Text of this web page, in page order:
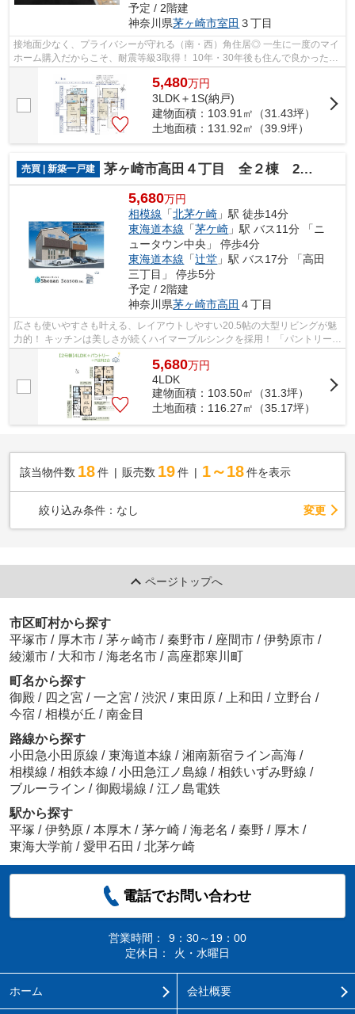
予定 / 2階建
神奈川県茅ヶ崎市室田 ３丁目
接地面少なく、プライバシーが守れる（南・西）角住居◎ 一生に一度のマイ
ホーム購入だからこそ、耐震等級3取得！ 10年・30年後も住んで良かったと
思える大手施工会社の新築分譲住宅を...
5,480万円
3LDK＋1S(納戸)
建物面積：103.91㎡（31.43坪）
土地面積：131.92㎡（39.9坪）
売買 | 新築一戸建 茅ヶ崎市高田４丁目 全２棟 2号棟
5,680万円
相模線 「北茅ケ崎 」駅 徒歩14分
東海道本線 「茅ケ崎 」駅 バス11分 「ニ
ュータウン中央」 停歩4分
東海道本線 「辻堂 」駅 バス17分 「高田
三丁目」 停歩5分
予定 / 2階建
神奈川県茅ヶ崎市高田 ４丁目
広さも使いやすさも叶える、レイアウトしやすい20.5帖の大型リビングが魅
力的！ キッチンは美しさが続くハイマーブルシンクを採用！ 「パントリー」
併設で、日用品の備蓄にも一役買っ...
5,680万円
4LDK
建物面積：103.50㎡（31.3坪）
土地面積：116.27㎡（35.17坪）
該当物件数 18件 販売数 19 件 1～18 件を表示
絞り込み条件： なし 変更
ページトップへ
市区町村から探す
平塚市 / 厚木市 / 茅ヶ崎市 / 秦野市 / 座間市 / 伊勢原市 /
綾瀬市 / 大和市 / 海老名市 / 高座郡寒川町
町名から探す
御殿 / 四之宮 / 一之宮 / 渋沢 / 東田原 / 上和田 / 立野台 /
今宿 / 相模が丘 / 南金目
路線から探す
小田急小田原線 / 東海道本線 / 湘南新宿ライン高海 /
相模線 / 相鉄本線 / 小田急江ノ島線 / 相鉄いずみ野線 /
ブルーライン / 御殿場線 / 江ノ島電鉄
駅から探す
平塚 / 伊勢原 / 本厚木 / 茅ケ崎 / 海老名 / 秦野 / 厚木 /
東海大学前 / 愛甲石田 / 北茅ケ崎
電話でお問い合わせ
営業時間：
9：30～19：00
定休日：
火・水曜日
ホーム 会社概要